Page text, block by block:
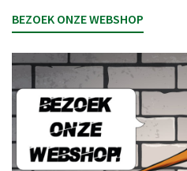
BEZOEK ONZE WEBSHOP